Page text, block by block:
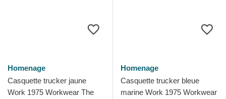
Homenage
Casquette trucker jaune
Work 1975 Workwear The
Homenage
Casquette trucker bleue
marine Work 1975 Workwear